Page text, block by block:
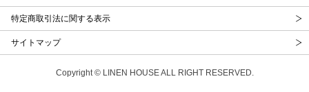
特定商取引法に関する表示
サイトマップ
Copyright © LINEN HOUSE ALL RIGHT RESERVED.